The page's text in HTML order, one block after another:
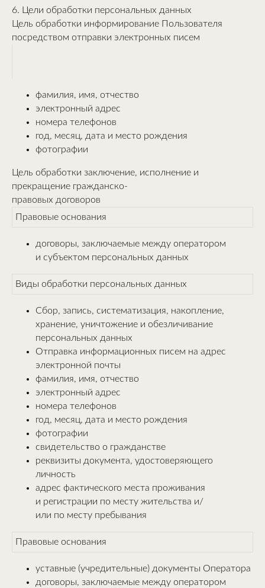
6. Цели обработки персональных данных
Цель обработки информирование Пользователя
посредством отправки электронных писем
фамилия, имя, отчество
электронный адрес
номера телефонов
год, месяц, дата и место рождения
фотографии
Цель обработки заключение, исполнение и
прекращение гражданско-
правовых договоров
Правовые основания
договоры, заключаемые между оператором
и субъектом персональных данных
Виды обработки персональных данных
Сбор, запись, систематизация, накопление,
хранение, уничтожение и обезличивание
персональных данных
Отправка информационных писем на адрес
электронной почты
фамилия, имя, отчество
электронный адрес
номера телефонов
год, месяц, дата и место рождения
фотографии
свидетельство о гражданстве
реквизиты документа, удостоверяющего
личность
адрес фактического места проживания
и регистрации по месту жительства и/
или по месту пребывания
Правовые основания
уставные (учредительные) документы Оператора
договоры, заключаемые между оператором